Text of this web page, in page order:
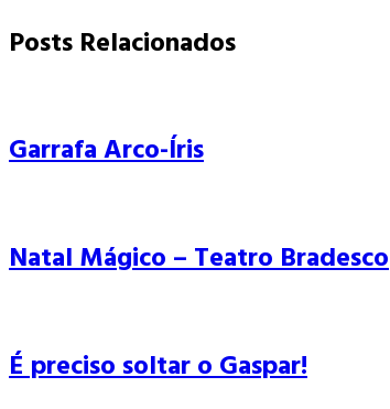
Posts Relacionados
Garrafa Arco-Íris
Natal Mágico – Teatro Bradesco
É preciso soltar o Gaspar!